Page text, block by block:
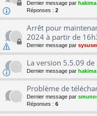
Dernier message par hakima
Réponses : 2
Arrêt pour
2024 à partir de
Dernier message par
La version 5.5.09
Dernier message par hakima
Problème de
Dernier message par
Réponses : 6